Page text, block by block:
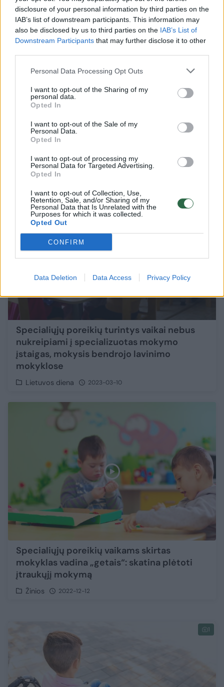
disclosure of your personal information by third parties on the
IAB’s list of downstream participants. This information may
also be disclosed by us to third parties on the IAB’s List of
Downstream Participants that may further disclose it to other
Personal Data Processing Opt Outs
I want to opt-out of the Sharing of my
personal data.
Opted In
I want to opt-out of the Sale of my
Personal Data.
Opted In
I want to opt-out of processing my
Personal Data for Targeted Advertising.
Opted In
I want to opt-out of Collection, Use,
Retention, Sale, and/or Sharing of my
Personal Data that Is Unrelated with the
Purposes for which it was collected.
Opted Out
CONFIRM
Data Deletion Data Access Privacy Policy
Specialių poreikių vaikus auginančios
šeimos kviečiomos registruotis: laukia
susitikimai su delfinais
Specialiųjų poreikių turintys vaikai nebus
nukreipiami į specializuotas mokymo
įstaigas, mokysis bendrojo lavinimo
mokyklose
Lietuvos diena 2023-03-10
Specialiųjų poreikių vaikams skirtas
mokyklas vadina „getais“: skatina plėtoti
įtraukųjį mokymą
Žinios 2022-12-12
1